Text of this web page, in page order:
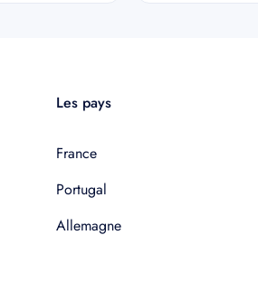
Les pays
France
Portugal
Allemagne